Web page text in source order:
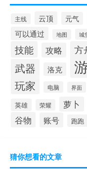
主线 云顶 元气
可以通过 地图 城
技能 攻略 方
武器 洛克
玩家 电脑 界面
英雄 荣耀 萝卜
谷物 账号 跑跑
猜你想看的文章